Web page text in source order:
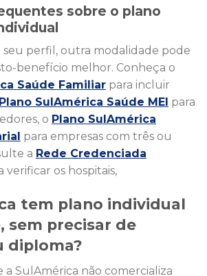
sobre o plano
perfil, outra modalidade pode
benefício melhor. Conheça o
Saúde Familiar para incluir
Plano SulAmérica Saúde MEI para
o Plano SulAmérica
para empresas com três ou
a Rede Credenciada
verificar os hospitais,
tem plano individual
sem precisar de
diploma?
a SulAmérica não comercializa